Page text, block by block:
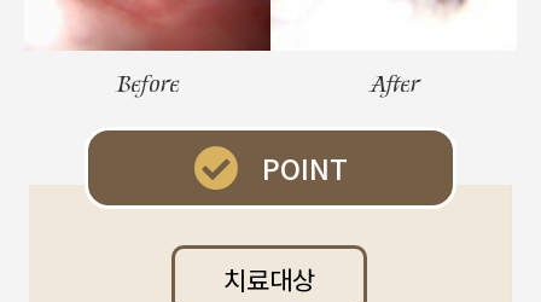
Before After
POINT
치료대상